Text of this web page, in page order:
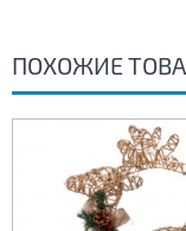
ПОХОЖИЕ